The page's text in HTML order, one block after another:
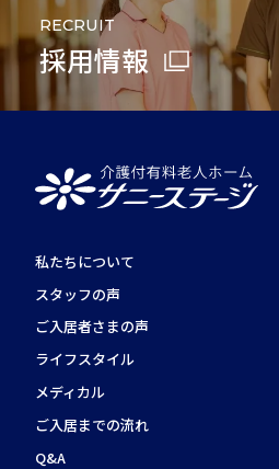
RECRUIT
採用情報
私たちについて
スタッフの声
ご入居者さまの声
ライフスタイル
メディカル
ご入居までの流れ
Q&A